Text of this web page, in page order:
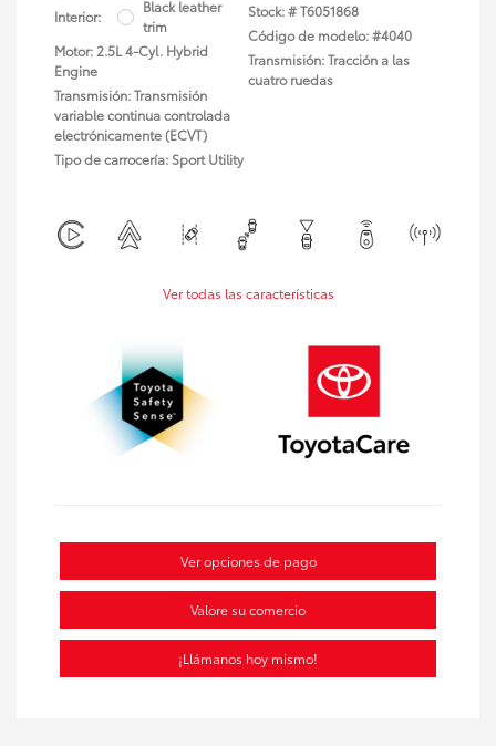
Interior:
Black leather
trim
Motor: 2.5L 4-Cyl. Hybrid
Engine
Transmisión: Transmisión
variable continua controlada
electrónicamente (ECVT)
Tipo de carrocería: Sport Utility
Stock: #T6051868
Código de modelo: #4040
Transmisión: Tracción a las
cuatro ruedas
Ver todas las características
Ver opciones de pago
Valore su comercio
¡Llámanos hoy mismo!